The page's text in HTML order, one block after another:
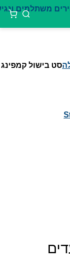
סט בישול קמפינג
– 4 סועדים